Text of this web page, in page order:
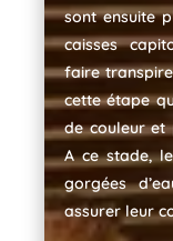
sont ensuite
caisses
faire
cette étape
de couleur et
A ce stade,
gorgées
assurer leur